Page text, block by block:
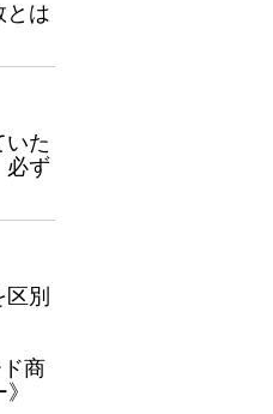
とは
いた
必ず
別
商